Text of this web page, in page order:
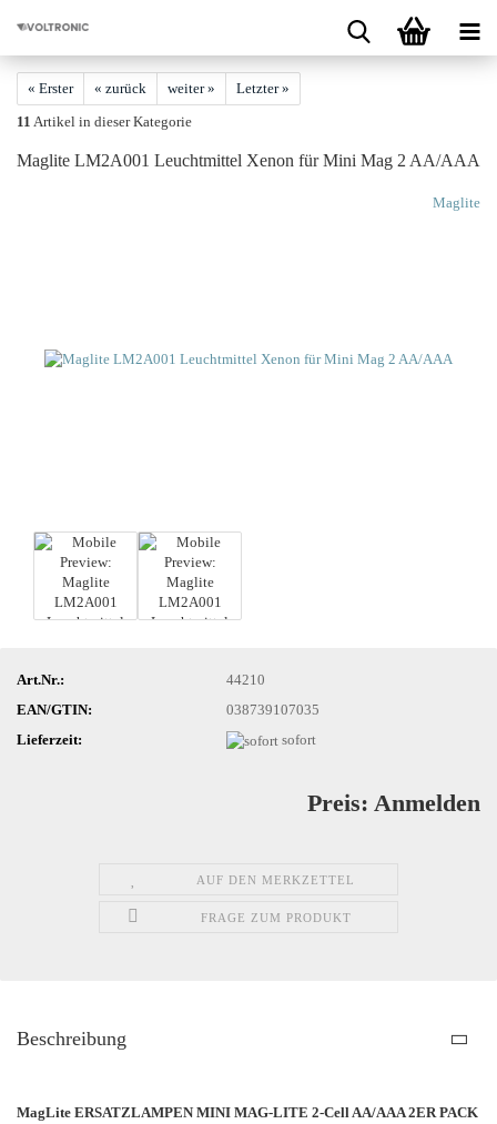
« Erster « zurück weiter »
Letzter »
11 Artikel in dieser Kategorie
Ma­g­li­te LM2A001 Leucht­mit­tel Xenon für Mini Mag 2 AA/AAA
Maglite
Art.Nr.:
44210
EAN/GTIN:
038739107035
Lieferzeit:
sofort
Preis: Anmelden
AUF DEN MERKZETTEL
FRAGE ZUM PRODUKT
Beschreibung
MagLite ERSATZLAMPEN MINI MAG-LITE 2-Cell AA/AAA 2ER PACK